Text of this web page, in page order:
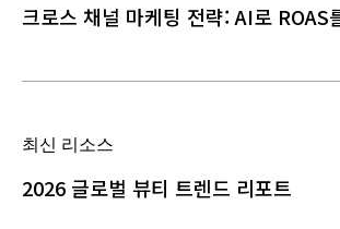
크로스 채널 마케팅 전략: AI로 ROAS
최신 리소스
2026 글로벌 뷰티 트렌드 리포트